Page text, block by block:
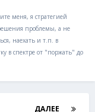
меня, я стратегией
проблемы, а не
наехать и т.п. в
в спектре от "поржать" до
ДАЛЕЕ